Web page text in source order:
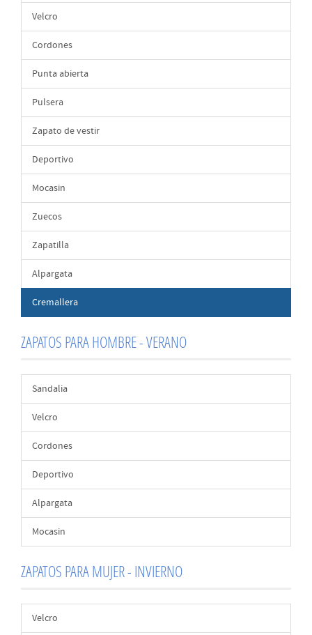
Velcro
Cordones
Punta abierta
Pulsera
Zapato de vestir
Deportivo
Mocasin
Zuecos
Zapatilla
Alpargata
Cremallera
ZAPATOS PARA HOMBRE - VERANO
Sandalia
Velcro
Cordones
Deportivo
Alpargata
Mocasin
ZAPATOS PARA MUJER - INVIERNO
Velcro